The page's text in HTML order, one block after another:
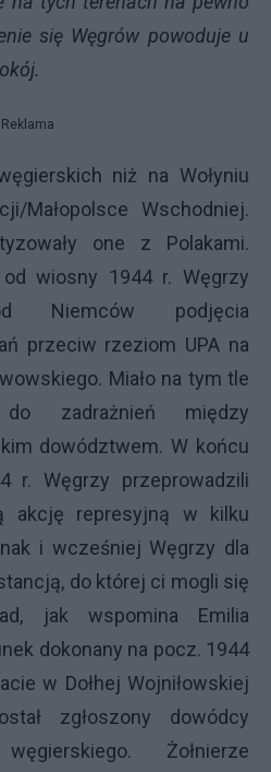
się Węgrów powoduje u
Reklama
niż na Wołyniu
Małopolsce Wschodniej.
one z Polakami.
od wiosny 1944 r. Węgrzy
Niemców podjęcia
przeciw rzeziom UPA na
Miało na tym tle
zadrażnień między
dowództwem. W końcu
r. Węgrzy przeprowadzili
akcję represyjną w kilku
i wcześniej Węgrzy dla
do której ci mogli się
jak wspomina Emilia
dokonany na pocz. 1944
w Dołhej Wojniłowskiej
zgłoszony dowódcy
Żołnierze